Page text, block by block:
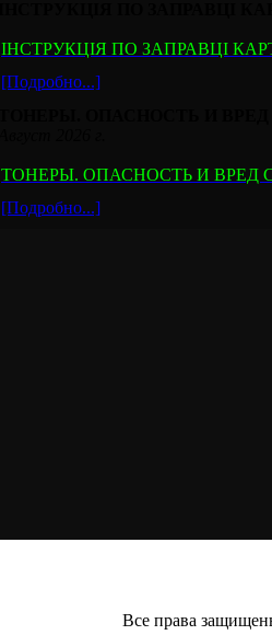
ІНСТРУКЦІЯ ПО ЗАПРАВЦІ
[Подробно...]
ТОНЕРЫ. ОПАСНОСТЬ И ВРЕД
[Подробно...]
Все права